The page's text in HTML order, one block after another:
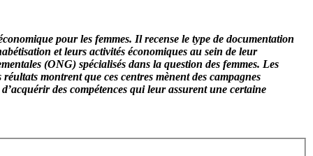
pour les femmes. Il recense le type de documentation
et leurs activités économiques au sein de leur
(ONG) spécialisés dans la question des femmes. Les
montrent que ces centres mènent des campagnes
des compétences qui leur assurent une certaine